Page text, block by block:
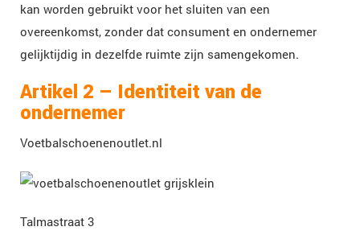
kan worden gebruikt voor het sluiten van een
overeenkomst, zonder dat consument en ondernemer
gelijktijdig in dezelfde ruimte zijn samengekomen.
Artikel 2 – Identiteit van de
ondernemer
Voetbalschoenenoutlet.nl
Talmastraat 3